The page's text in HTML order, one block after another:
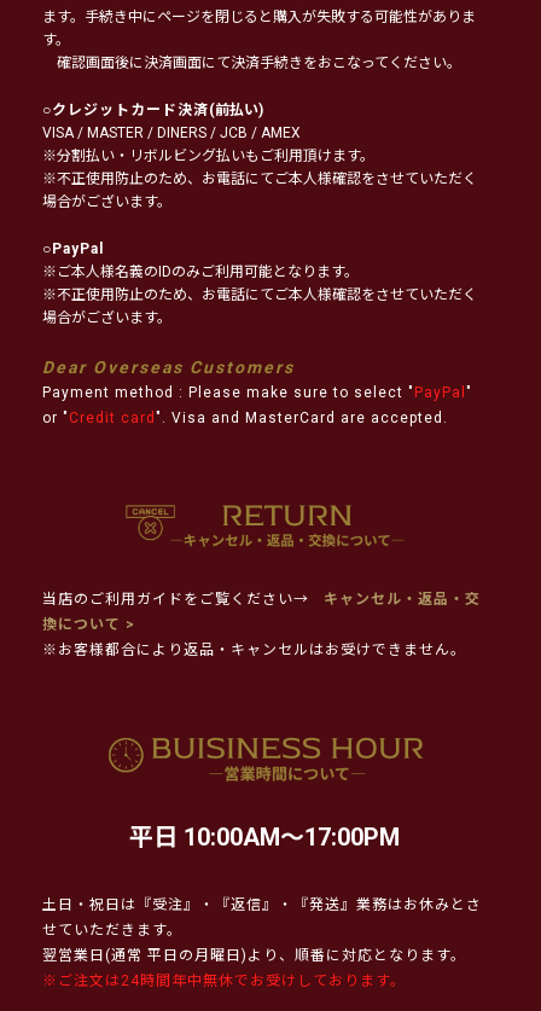
ます。手続き中にページを閉じると購入が失敗する可能性がありま
す。
確認画面後に決済画面にて決済手続きをおこなってください。
○クレジットカード決済(前払い)
VISA / MASTER / DINERS / JCB / AMEX
※分割払い・リボルビング払いもご利用頂けます。
※不正使用防止のため、お電話にてご本人様確認をさせていただく
場合がございます。
○PayPal
※ご本人様名義のIDのみご利用可能となります。
※不正使用防止のため、お電話にてご本人様確認をさせていただく
場合がございます。
Dear Overseas Customers
Payment method : Please make sure to select " PayPal "
or " Credit card ". Visa and MasterCard are accepted.
当店のご利用ガイドをご覧ください→
キャンセル・返品・交
換について >
※お客様都合により返品・キャンセルはお受けできません。
平日 10:00AM～17:00PM
土日・祝日は『受注』・『返信』・『発送』業務はお休みとさ
せていただきます。
翌営業日(通常 平日の月曜日)より、順番に対応となります。
※ご注文は24時間年中無休でお受けしております。